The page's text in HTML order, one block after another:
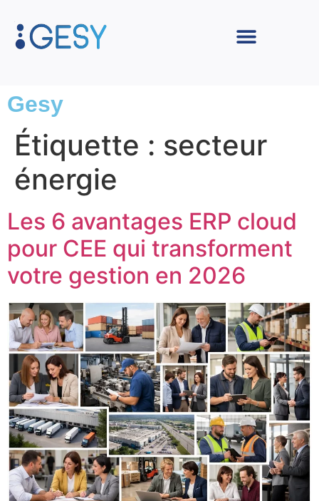
Gesy
Étiquette : secteur
énergie
Les 6 avantages ERP cloud
pour CEE qui transforment
votre gestion en 2026